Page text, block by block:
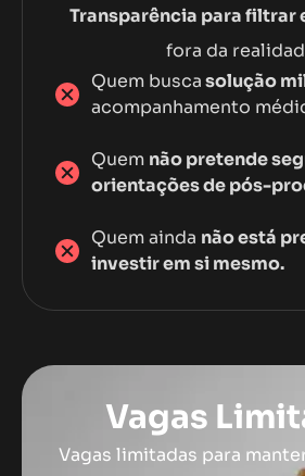
Transparência para filtrar
fora da
Quem buscasolução
acompanhamento
Quem não pretende
orientações de pós-
Quem ainda não está
investir em si mesmo.
Vagas
Vagas limitadas para